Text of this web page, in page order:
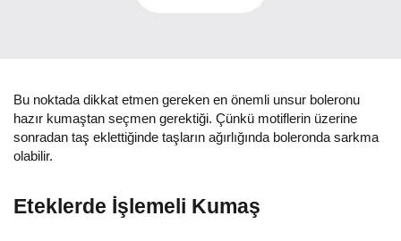
Bu noktada dikkat etmen gereken en önemli unsur boleronu
hazır kumaştan seçmen gerektiği. Çünkü motiflerin üzerine
sonradan taş eklettiğinde taşların ağırlığında boleronda sarkma
olabilir.
Eteklerde İşlemeli Kumaş